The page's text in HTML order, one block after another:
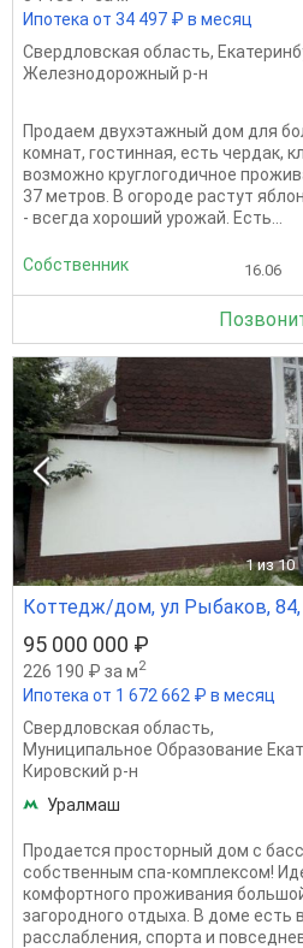
Ипотека от 34 497 ₽ в месяц
Свердловская область,
Железнодорожный р-н
Продаем двухэтажный дом для
комнат, гостинная, есть чердак,
возможно круглогодичное
37 метров. В огороде растут
- всегда хороший урожай. Есть...
Собственник 16.06
1 из 10
Коттедж/дом, ул Рыбаков, 84,
95 000 000 ₽
226 190 ₽ за м2
Ипотека от 1 672 662 ₽ в месяц
Свердловская область,
Муниципальное Образование
Кировский р-н
Уралмаш
Продается просторный дом с
собственным спа-комплексом!
комфортного проживания
загородного отдыха. В доме есть
расслабления, спорта и